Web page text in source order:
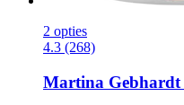
2 opties
4.3 (268)
Martina Gebhardt